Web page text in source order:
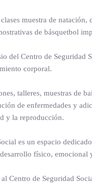
muestra de
de básquetbol
del Centro de Seguridad
corporal.
talleres, muestras de
de enfermedades y
y la reproducción.
es un espacio
físico, emocional
Centro de Seguridad